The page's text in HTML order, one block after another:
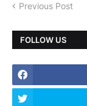
Previous Post
FOLLOW US